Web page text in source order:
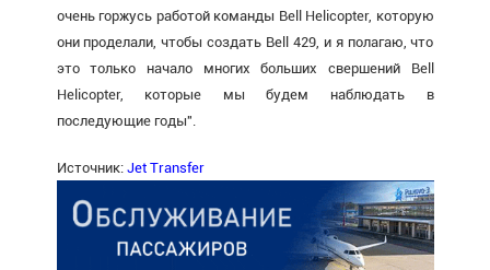
очень горжусь работой команды Bell Helicopter, которую
они проделали, чтобы создать Bell 429, и я полагаю, что
это только начало многих больших свершений Bell
Helicopter, которые мы будем наблюдать в
последующие годы".
Источник: Jet Transfer